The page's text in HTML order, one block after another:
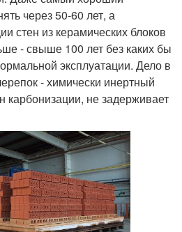
через 50-60 лет, а
стен из керамических блоков
- свыше 100 лет без каких бы
эксплуатации. Дело в
- химически инертный
карбонизации, не задерживает